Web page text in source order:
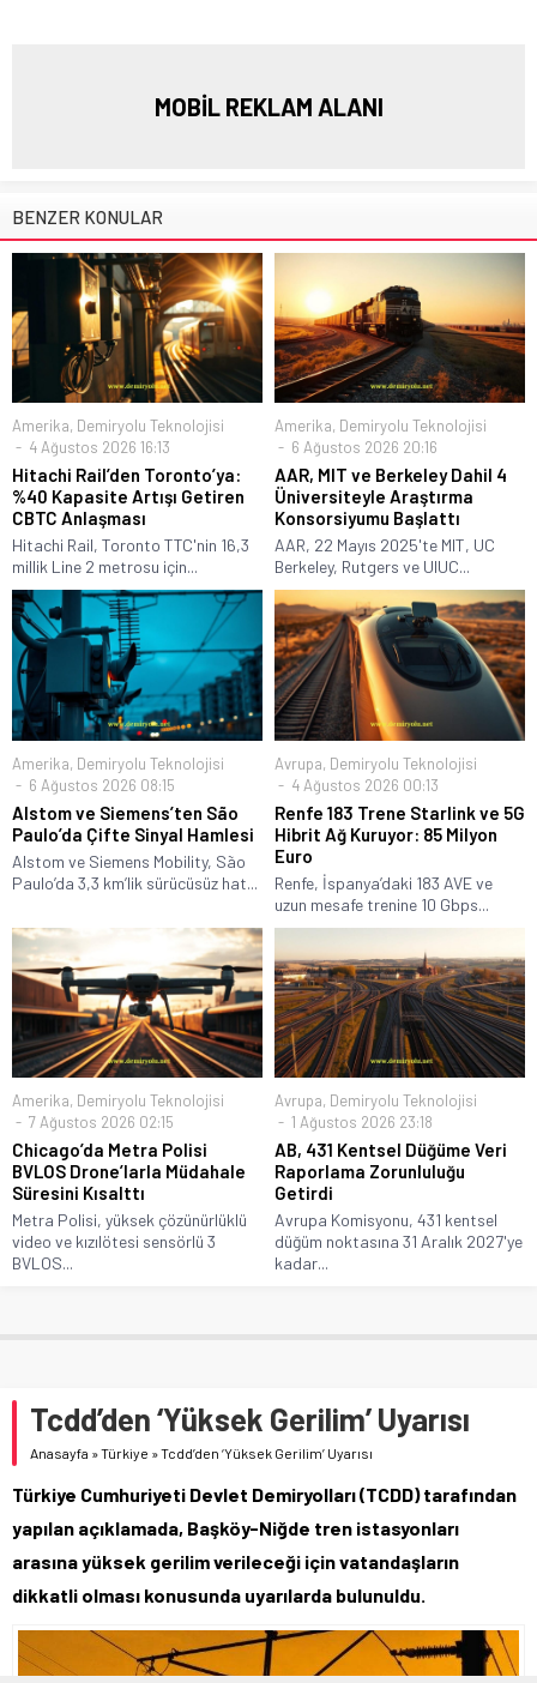
MOBİL REKLAM ALANI
BENZER KONULAR
Amerika, Demiryolu Teknolojisi
4 Ağustos 2026 16:13
Hitachi Rail’den Toronto’ya:
%40 Kapasite Artışı Getiren
CBTC Anlaşması
Hitachi Rail, Toronto TTC'nin 16,3
millik Line 2 metrosu için...
Amerika, Demiryolu Teknolojisi
6 Ağustos 2026 20:16
AAR, MIT ve Berkeley Dahil 4
Üniversiteyle Araştırma
Konsorsiyumu Başlattı
AAR, 22 Mayıs 2025'te MIT, UC
Berkeley, Rutgers ve UIUC...
Amerika, Demiryolu Teknolojisi
6 Ağustos 2026 08:15
Alstom ve Siemens’ten São
Paulo’da Çifte Sinyal Hamlesi
Alstom ve Siemens Mobility, São
Paulo’da 3,3 km’lik sürücüsüz hat...
Avrupa, Demiryolu Teknolojisi
4 Ağustos 2026 00:13
Renfe 183 Trene Starlink ve 5G
Hibrit Ağ Kuruyor: 85 Milyon
Euro
Renfe, İspanya’daki 183 AVE ve
uzun mesafe trenine 10 Gbps...
Amerika, Demiryolu Teknolojisi
7 Ağustos 2026 02:15
Chicago’da Metra Polisi
BVLOS Drone’larla Müdahale
Süresini Kısalttı
Metra Polisi, yüksek çözünürlüklü
video ve kızılötesi sensörlü 3
BVLOS...
Avrupa, Demiryolu Teknolojisi
1 Ağustos 2026 23:18
AB, 431 Kentsel Düğüme Veri
Raporlama Zorunluluğu
Getirdi
Avrupa Komisyonu, 431 kentsel
düğüm noktasına 31 Aralık 2027'ye
kadar...
Tcdd’den ‘Yüksek Gerilim’ Uyarısı
Anasayfa »Türkiye »Tcdd’den ‘Yüksek Gerilim’ Uyarısı
Türkiye Cumhuriyeti Devlet Demiryolları (TCDD) tarafından
yapılan açıklamada, Başköy-Niğde tren istasyonları
arasına yüksek gerilim verileceği için vatandaşların
dikkatli olması konusunda uyarılarda bulunuldu.